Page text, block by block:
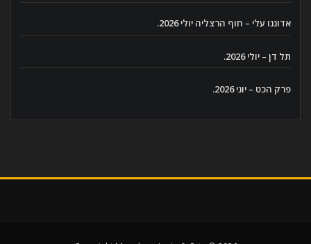
אדוננו עלי – חוף הרצליה יולי 2026.
תל דן – יולי 2026.
פרק הכט – יוני 2026.